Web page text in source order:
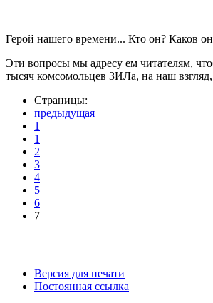
Герой нашего времени... Кто он? Каков
Эти вопросы мы адресу ем читателям,
тысяч комсомольцев ЗИЛа, на наш
Страницы:
предыдущая
1
1
2
3
4
5
6
7
Версия для печати
Постоянная ссылка